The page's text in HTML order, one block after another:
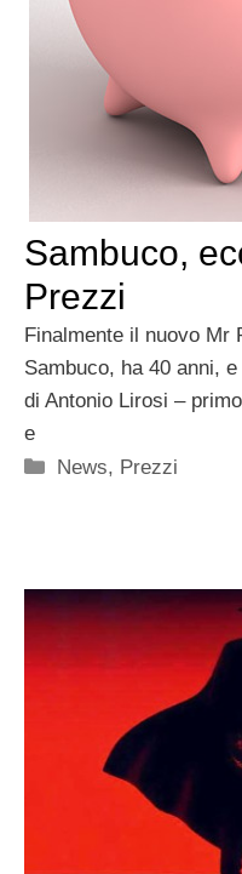
Sambuco,
Prezzi
Finalmente il nuovo Mr
Sambuco, ha 40 anni,
di Antonio Lirosi –
e
Categorie
News, Prezzi